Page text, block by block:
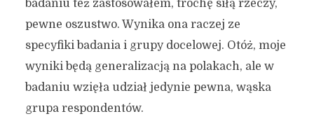
badaniu też zastosowałem, trochę siłą rzeczy,
pewne oszustwo. Wynika ona raczej ze
specyfiki badania i grupy docelowej. Otóż, moje
wyniki będą generalizacją na polakach, ale w
badaniu wzięła udział jedynie pewna, wąska
grupa respondentów.